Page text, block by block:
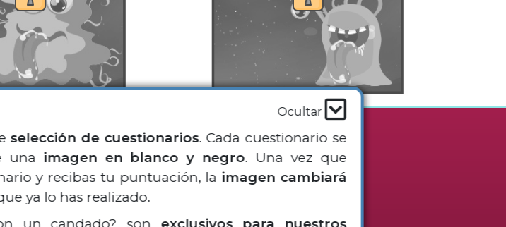
Ocultar
selección de cuestionarios. Cada cuestionario se
una imagen en blanco y negro. Una vez que
y recibas tu puntuación, la imagen cambiará
ya lo has realizado.
Sobre nosotros
Contacto
Condiciones de compra